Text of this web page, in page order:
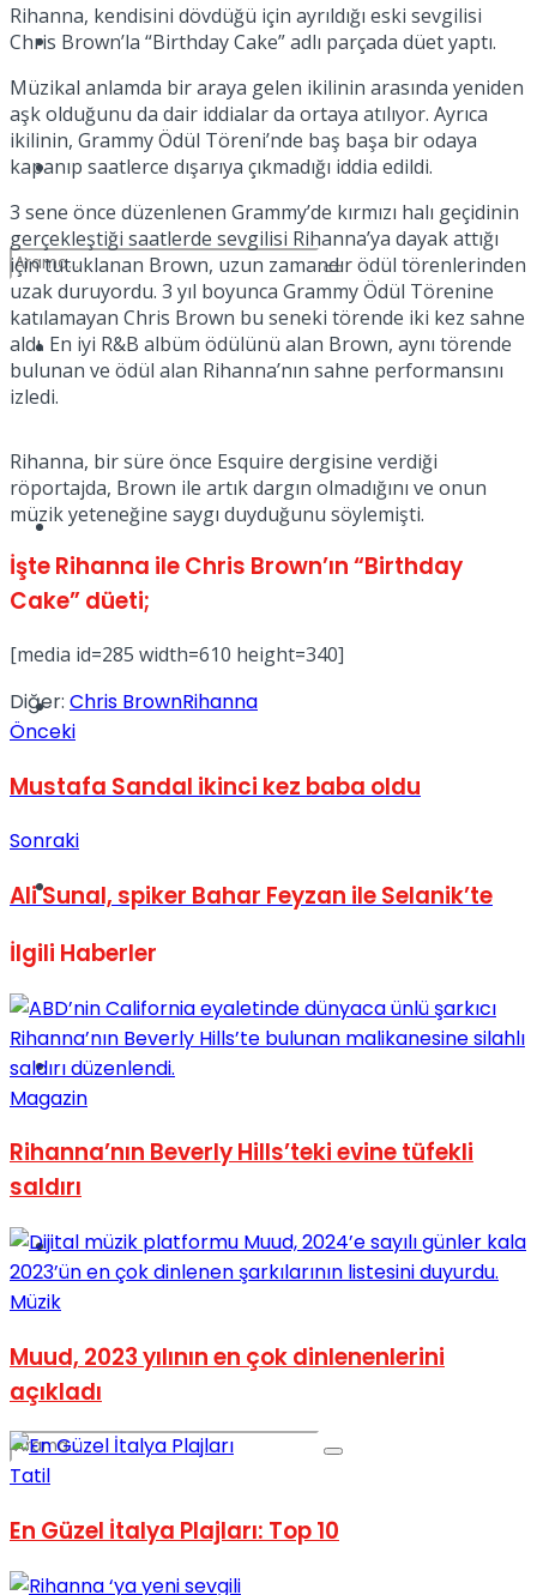
Dünya
Türkiye
Müzik
Sinema
Tatil
Spor
Podcast
Podcast
No Result
View All Result
Rihanna, kendisini dövdüğü için ayrıldığı eski sevgilisi
Chris Brown’la “Birthday Cake” adlı parçada düet yaptı.
Müzikal anlamda bir araya gelen ikilinin arasında yeniden
aşk olduğunu da dair iddialar da ortaya atılıyor. Ayrıca
ikilinin, Grammy Ödül Töreni’nde baş başa bir odaya
kapanıp saatlerce dışarıya çıkmadığı iddia edildi.
3 sene önce düzenlenen Grammy’de kırmızı halı geçidinin
gerçekleştiği saatlerde sevgilisi Rihanna’ya dayak attığı
için tutuklanan Brown, uzun zamandır ödül törenlerinden
uzak duruyordu. 3 yıl boyunca Grammy Ödül Törenine
katılamayan Chris Brown bu seneki törende iki kez sahne
aldı. En iyi R&B albüm ödülünü alan Brown, aynı törende
bulunan ve ödül alan Rihanna’nın sahne performansını
izledi.
Rihanna, bir süre önce Esquire dergisine verdiği
röportajda, Brown ile artık dargın olmadığını ve onun
müzik yeteneğine saygı duyduğunu söylemişti.
İşte Rihanna ile Chris Brown’ın “Birthday
Cake” düeti;
[media id=285 width=610 height=340]
Diğer: Chris BrownRihanna
Önceki
Mustafa Sandal ikinci kez baba oldu
Sonraki
Ali Sunal, spiker Bahar Feyzan ile Selanik’te
İlgili Haberler
Magazin
Rihanna’nın Beverly Hills’teki evine tüfekli
saldırı
Müzik
Muud, 2023 yılının en çok dinlenenlerini
açıkladı
Tatil
En Güzel İtalya Plajları: Top 10